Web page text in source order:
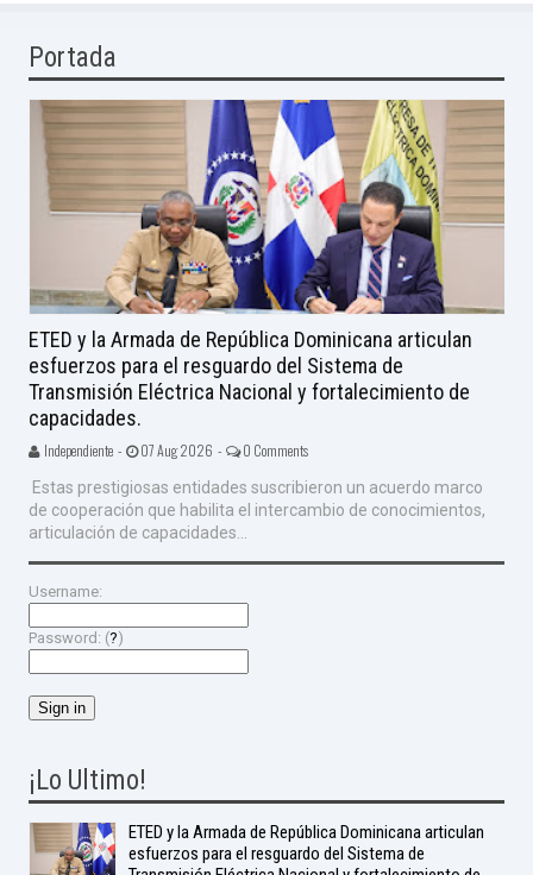
Portada
ETED y la Armada de República Dominicana articulan
esfuerzos para el resguardo del Sistema de
Transmisión Eléctrica Nacional y fortalecimiento de
capacidades.
Independiente - 07 Aug 2026 - 0 Comments
Estas prestigiosas entidades suscribieron un acuerdo marco
de cooperación que habilita el intercambio de conocimientos,
articulación de capacidades...
Username:
Password: (?)
¡Lo Ultimo!
ETED y la Armada de República Dominicana articulan
esfuerzos para el resguardo del Sistema de